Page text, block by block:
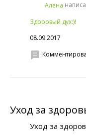
Алена
Здоровый дух:)!
08.09.2017
Уход за
Уход за